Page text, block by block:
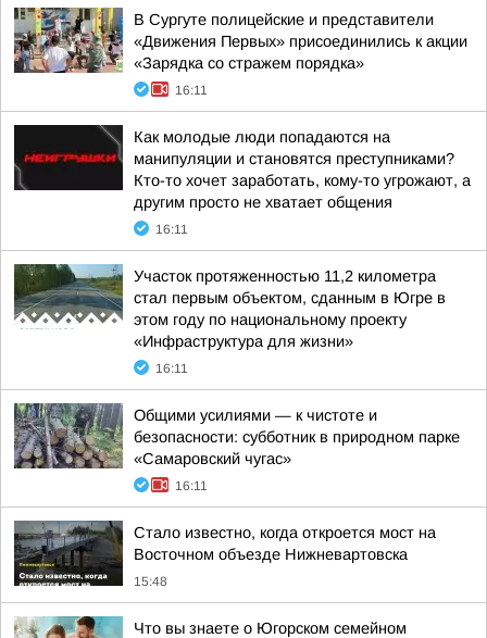
В Сургуте полицейские и представители
«Движения Первых» присоединились к акции
«Зарядка со стражем порядка»
16:11
Как молодые люди попадаются на
манипуляции и становятся преступниками?
Кто-то хочет заработать, кому-то угрожают, а
другим просто не хватает общения
16:11
Участок протяженностью 11,2 километра
стал первым объектом, сданным в Югре в
этом году по национальному проекту
«Инфраструктура для жизни»
16:11
Общими усилиями — к чистоте и
безопасности: субботник в природном парке
«Самаровский чугас»
16:11
Стало известно, когда откроется мост на
Восточном объезде Нижневартовска
15:48
Что вы знаете о Югорском семейном